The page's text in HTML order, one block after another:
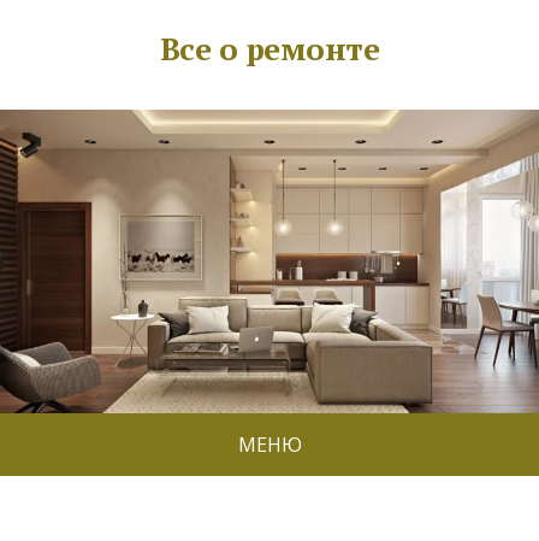
Все о ремонте
МЕНЮ